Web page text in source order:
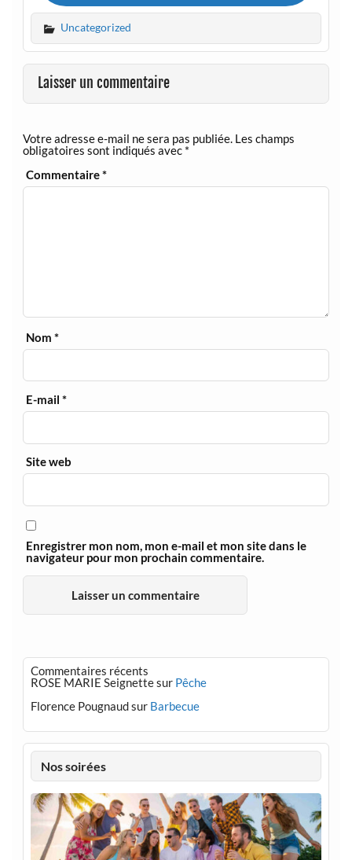
Uncategorized
Laisser un commentaire
Votre adresse e-mail ne sera pas publiée. Les champs
obligatoires sont indiqués avec *
Commentaire*
Nom*
E-mail*
Site web
Enregistrer mon nom, mon e-mail et mon site dans le
navigateur pour mon prochain commentaire.
Commentaires récents
ROSE MARIE Seignettesur Pêche
Florence Pougnaudsur Barbecue
Nos soirées